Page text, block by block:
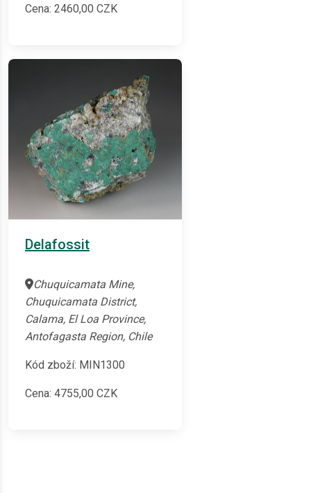
Cena: 2460,00 CZK
Delafossit
Chuquicamata Mine,
Chuquicamata District,
Calama, El Loa Province,
Antofagasta Region, Chile
Kód zboží: MIN1300
Cena: 4755,00 CZK